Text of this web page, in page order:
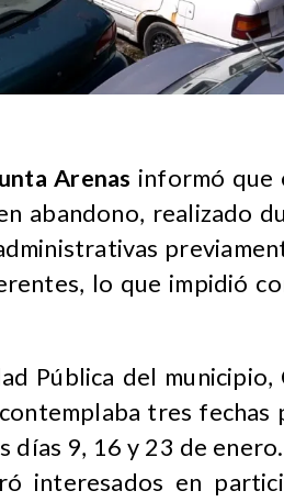
Arenas informó que
abandono, realizado
lo que impidió
Pública del municipio,
tres fechas
días 9, 16 y 23 de
interesados en